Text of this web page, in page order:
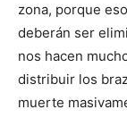
zona, porque
deberán ser
nos hacen
distribuir los
muerte